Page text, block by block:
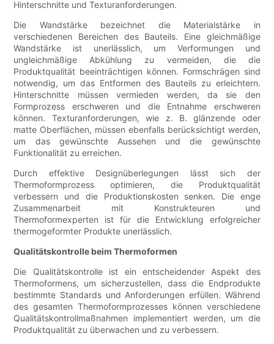
Hinterschnitte und Texturanforderungen.
Die Wandstärke bezeichnet die Materialstärke in
verschiedenen Bereichen des Bauteils. Eine gleichmäßige
Wandstärke ist unerlässlich, um Verformungen und
ungleichmäßige Abkühlung zu vermeiden, die die
Produktqualität beeinträchtigen können. Formschrägen sind
notwendig, um das Entformen des Bauteils zu erleichtern.
Hinterschnitte müssen vermieden werden, da sie den
Formprozess erschweren und die Entnahme erschweren
können. Texturanforderungen, wie z. B. glänzende oder
matte Oberflächen, müssen ebenfalls berücksichtigt werden,
um das gewünschte Aussehen und die gewünschte
Funktionalität zu erreichen.
Durch effektive Designüberlegungen lässt sich der
Thermoformprozess optimieren, die Produktqualität
verbessern und die Produktionskosten senken. Die enge
Zusammenarbeit mit Konstrukteuren und
Thermoformexperten ist für die Entwicklung erfolgreicher
thermogeformter Produkte unerlässlich.
Qualitätskontrolle beim Thermoformen
Die Qualitätskontrolle ist ein entscheidender Aspekt des
Thermoformens, um sicherzustellen, dass die Endprodukte
bestimmte Standards und Anforderungen erfüllen. Während
des gesamten Thermoformprozesses können verschiedene
Qualitätskontrollmaßnahmen implementiert werden, um die
Produktqualität zu überwachen und zu verbessern.